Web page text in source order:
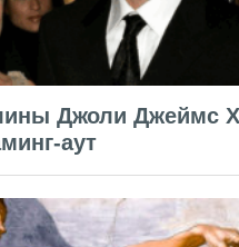
Джоли Джеймс
аут